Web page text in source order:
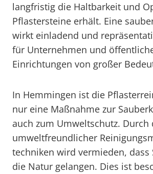
langfristig die Haltbarkeit und
Pflastersteine erhält. Eine
wirkt einladend und
für Unternehmen und
Einrichtungen von großer
In Hemmingen ist die
nur eine Maßnahme zur
auch zum Umweltschutz. Durch
umweltfreundlicher
techniken wird vermieden, dass
die Natur gelangen. Dies ist